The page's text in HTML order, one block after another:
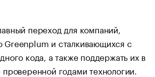
переход для компаний,
и сталкивающихся с
кода, а также поддержать их в
годами технологии.